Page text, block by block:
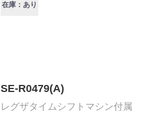
在庫：あり
SE-R0479(A)
レグザタイムシフトマシン付属